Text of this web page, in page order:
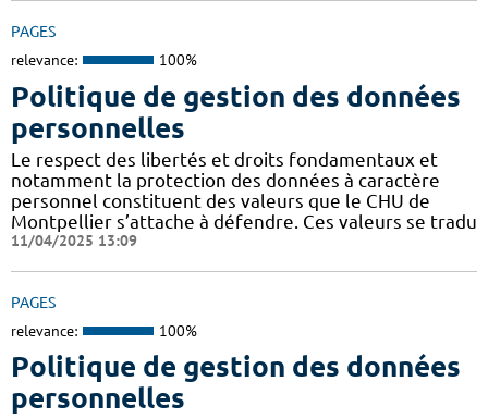
PAGES
relevance: 100%
Politique de gestion des données
personnelles
Le respect des libertés et droits fondamentaux et
notamment la protection des données à caractère
personnel constituent des valeurs que le CHU de
Montpellier s’attache à défendre. Ces valeurs se tradu
11/04/2025 13:09
PAGES
relevance: 100%
Politique de gestion des données
personnelles